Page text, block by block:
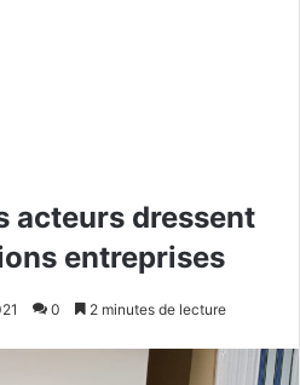
acteurs dressent
entreprises
0 2 minutes de lecture